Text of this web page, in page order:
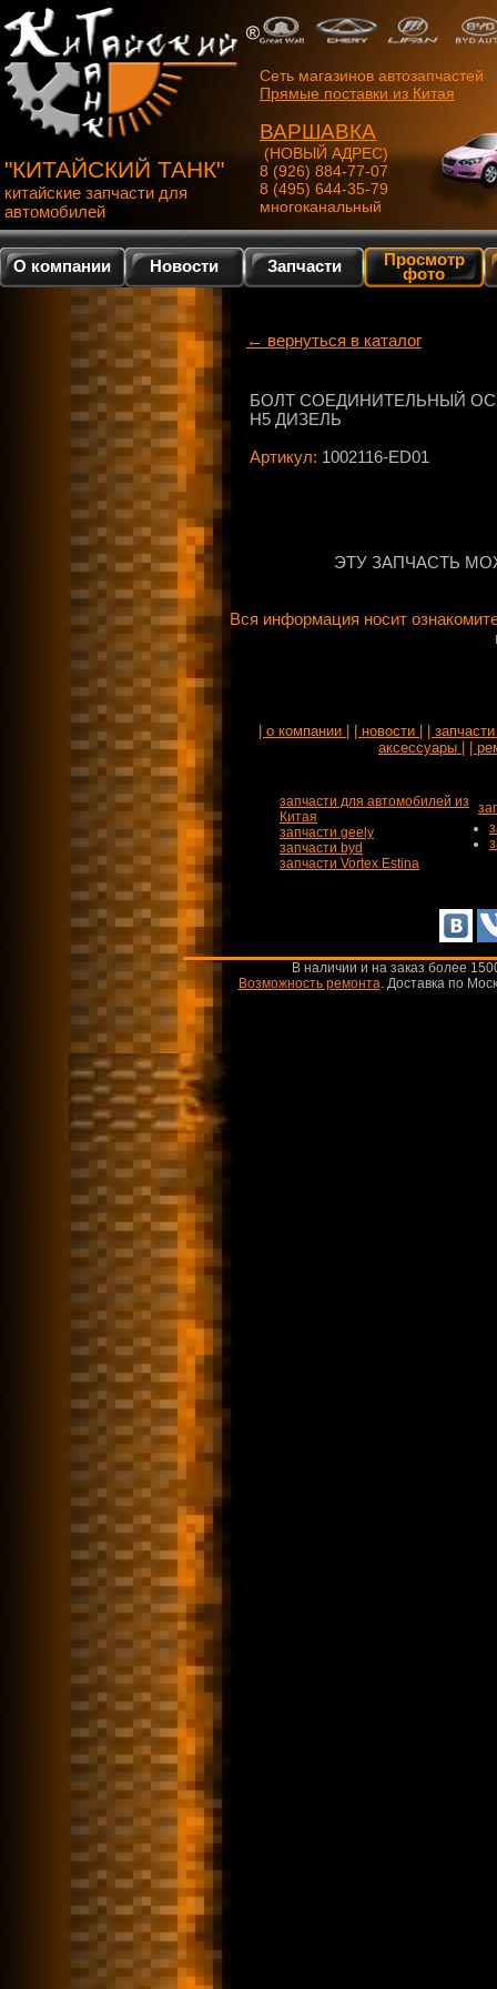
"КИТАЙСКИЙ ТАНК"
китайские запчасти для
автомобилей
Сеть магазинов автозапчастей
Прямые поставки из Китая
ВАРШАВКА
(НОВЫЙ АДРЕС)
8 (926) 884-77-07
8 (495) 644-35-79
многоканальный
О компании Новости Запчасти Просмотр
фото
← вернуться в каталог
БОЛТ СОЕДИНИТЕЛЬНЫЙ
H5 ДИЗЕЛЬ
Артикул: 1002116-ED01
ЭТУ ЗАПЧАСТЬ
Вся информация носит
| о компании | | новости |
|
аксессуары |
|
запчасти для автомобилей из
Китая
запчасти geely
запчасти byd
запчасти Vortex Estina
В наличии и на заказ более
Возможность ремонта.Доставка по